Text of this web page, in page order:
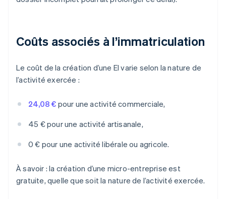
Coûts associés à l’immatriculation
Le coût de la création d’une EI varie selon la nature de
l’activité exercée :
24,08 € pour une activité commerciale,
45 € pour une activité artisanale,
0 € pour une activité libérale ou agricole.
À savoir : la création d’une micro-entreprise est
gratuite, quelle que soit la nature de l’activité exercée.